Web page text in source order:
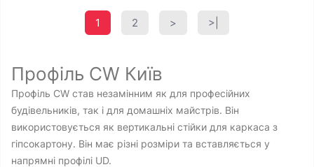
1 2 > >|
Профіль CW Київ
Профіль CW став незамінним як для професійних
будівельників, так і для домашніх майстрів. Він
використовується як вертикальні стійки для каркаса з
гіпсокартону. Він має різні розміри та вставляється у
напрямні профілі UD.